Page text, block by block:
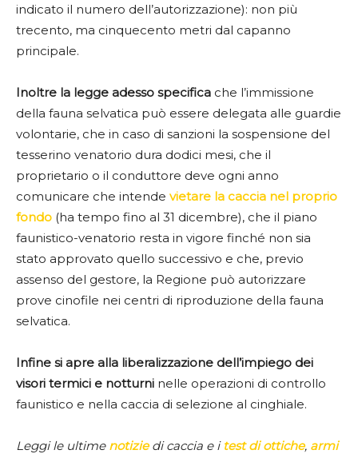
indicato il numero dell’autorizzazione): non più
trecento, ma cinquecento metri dal capanno
principale.
Inoltre la legge adesso specifica che l’immissione
della fauna selvatica può essere delegata alle guardie
volontarie, che in caso di sanzioni la sospensione del
tesserino venatorio dura dodici mesi, che il
proprietario o il conduttore deve ogni anno
comunicare che intende vietare la caccia nel proprio
fondo (ha tempo fino al 31 dicembre), che il piano
faunistico-venatorio resta in vigore finché non sia
stato approvato quello successivo e che, previo
assenso del gestore, la Regione può autorizzare
prove cinofile nei centri di riproduzione della fauna
selvatica.
Infine si apre alla liberalizzazione dell’impiego dei
visori termici e notturni nelle operazioni di controllo
faunistico e nella caccia di selezione al cinghiale.
Leggi le ultime notiziedi caccia e i test di ottiche, armi